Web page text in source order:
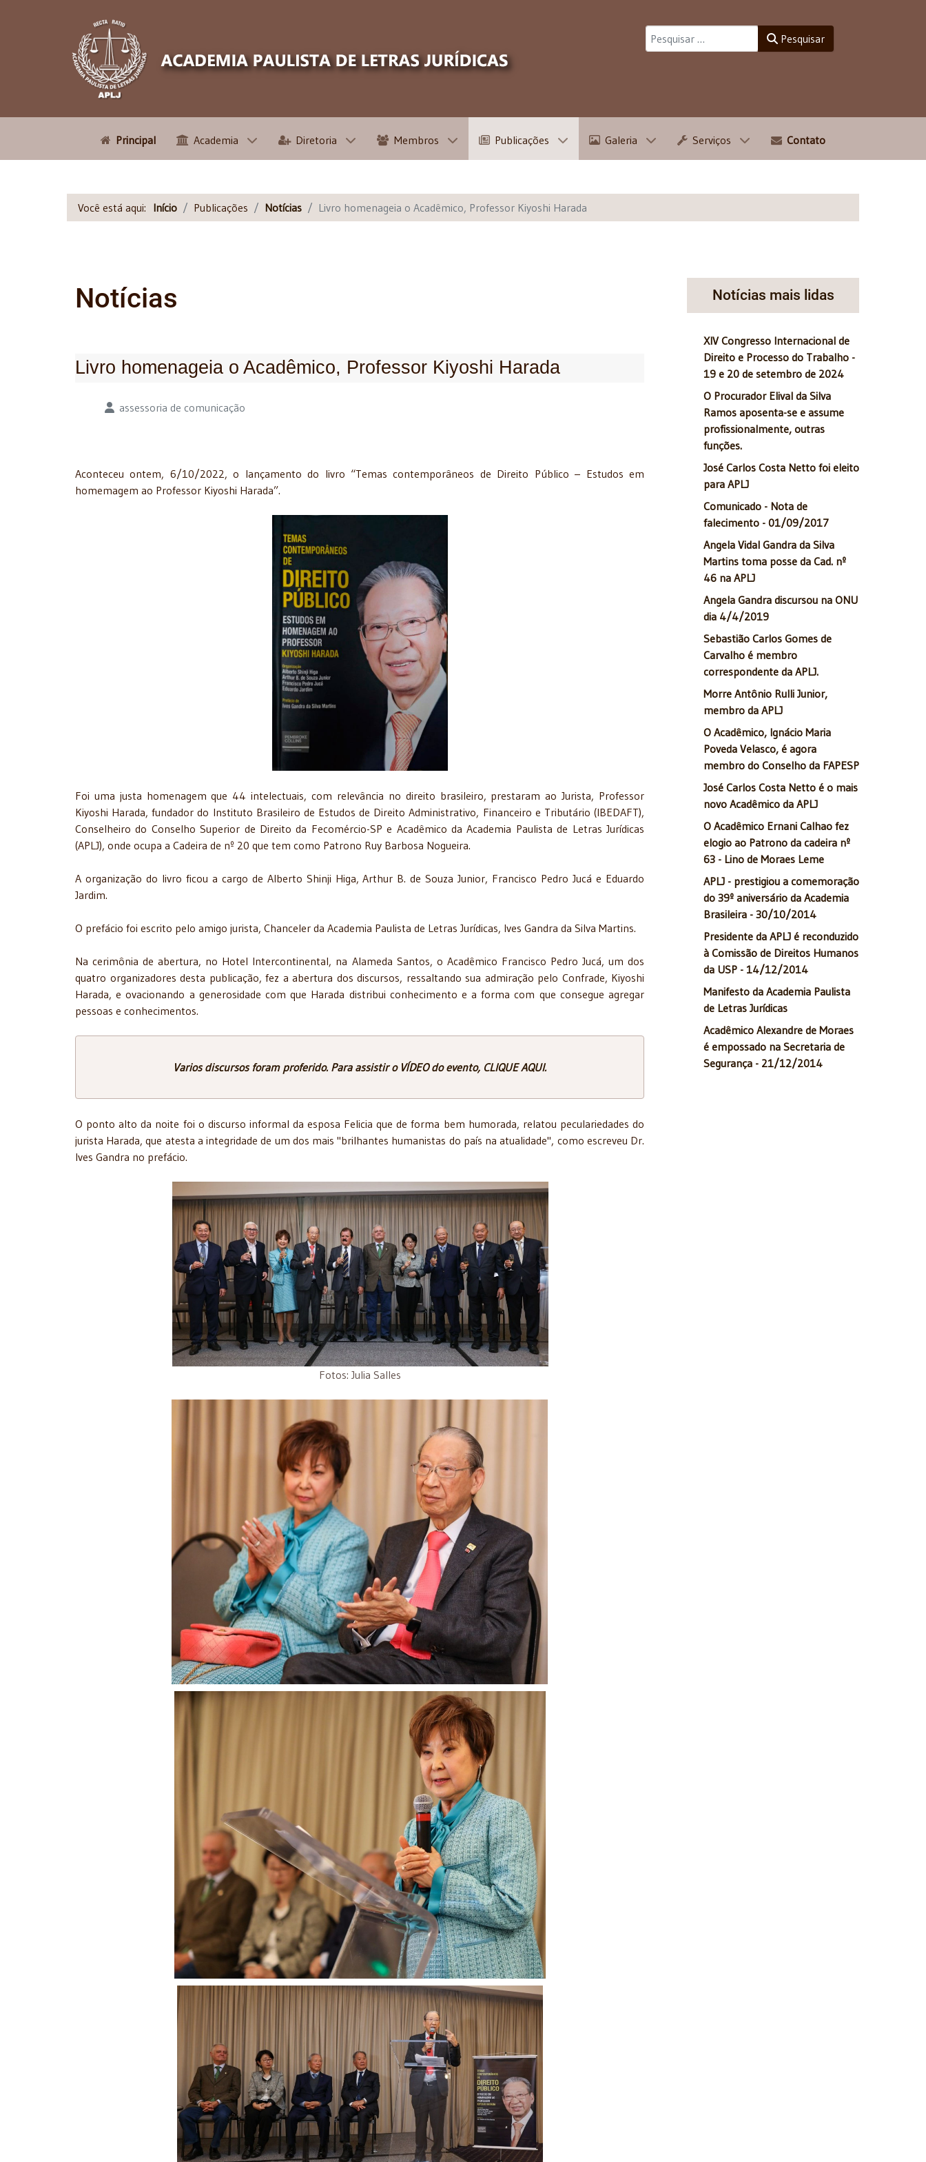
Pesquisar
Principal Academia Diretoria Membros Publicações Galeria Serviços Contato
Você está aqui: Início Publicações Notícias Livro homenageia o Acadêmico, Professor Kiyoshi Harada
Notícias
Livro homenageia o Acadêmico, Professor Kiyoshi Harada
Detalhes assessoria de comunicação
Aconteceu ontem, 6/10/2022, o lançamento do livro “Temas contemporâneos de Direito Público – Estudos em
homemagem ao Professor Kiyoshi Harada”.
Foi uma justa homenagem que 44 intelectuais, com relevância no direito brasileiro, prestaram ao Jurista, Professor
Kiyoshi Harada, fundador do Instituto Brasileiro de Estudos de Direito Administrativo, Financeiro e Tributário (IBEDAFT),
Conselheiro do Conselho Superior de Direito da Fecomércio-SP e Acadêmico da Academia Paulista de Letras Jurídicas
(APLJ), onde ocupa a Cadeira de nº 20 que tem como Patrono Ruy Barbosa Nogueira.
A organização do livro ficou a cargo de Alberto Shinji Higa, Arthur B. de Souza Junior, Francisco Pedro Jucá e Eduardo
Jardim.
O prefácio foi escrito pelo amigo jurista, Chanceler da Academia Paulista de Letras Jurídicas, Ives Gandra da Silva Martins.
Na cerimônia de abertura, no Hotel Intercontinental, na Alameda Santos, o Acadêmico Francisco Pedro Jucá, um dos
quatro organizadores desta publicação, fez a abertura dos discursos, ressaltando sua admiração pelo Confrade, Kiyoshi
Harada, e ovacionando a generosidade com que Harada distribui conhecimento e a forma com que consegue agregar
pessoas e conhecimentos.
Varios discursos foram proferido. Para assistir o VÍDEO do evento, CLIQUE AQUI.
O ponto alto da noite foi o discurso informal da esposa Felicia que de forma bem humorada, relatou peculariedades do
jurista Harada, que atesta a integridade de um dos mais "brilhantes humanistas do país na atualidade", como escreveu Dr.
Ives Gandra no prefácio.
Fotos: Julia Salles
Notícias mais lidas
XIV Congresso Internacional de
Direito e Processo do Trabalho -
19 e 20 de setembro de 2024
O Procurador Elival da Silva
Ramos aposenta-se e assume
profissionalmente, outras
funções.
José Carlos Costa Netto foi eleito
para APLJ
Comunicado - Nota de
falecimento - 01/09/2017
Angela Vidal Gandra da Silva
Martins toma posse da Cad. nº
46 na APLJ
Angela Gandra discursou na ONU
dia 4/4/2019
Sebastião Carlos Gomes de
Carvalho é membro
correspondente da APLJ.
Morre Antônio Rulli Junior,
membro da APLJ
O Acadêmico, Ignácio Maria
Poveda Velasco, é agora
membro do Conselho da FAPESP
José Carlos Costa Netto é o mais
novo Acadêmico da APLJ
O Acadêmico Ernani Calhao fez
elogio ao Patrono da cadeira nº
63 - Lino de Moraes Leme
APLJ - prestigiou a comemoração
do 39º aniversário da Academia
Brasileira - 30/10/2014
Presidente da APLJ é reconduzido
à Comissão de Direitos Humanos
da USP - 14/12/2014
Manifesto da Academia Paulista
de Letras Jurídicas
Acadêmico Alexandre de Moraes
é empossado na Secretaria de
Segurança - 21/12/2014